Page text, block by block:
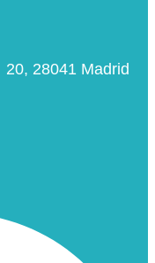
28041 Madrid